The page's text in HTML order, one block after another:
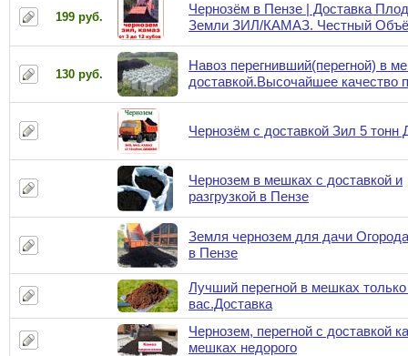
199 руб.
Чернозём в Пензе | Доставка
Земли ЗИЛ/КАМАЗ. Честный
130 руб.
Навоз перегнивший(перегной) в
доставкой.Высочайшее качество
Чернозём с доставкой Зил 5 тонн
Чернозем в мешках с доставкой и
разгрузкой в Пензе
Земля чернозем для дачи
в Пензе
Лучший перегной в мешках
вас.Доставка
Чернозем, перегной с доставкой
мешках недорого